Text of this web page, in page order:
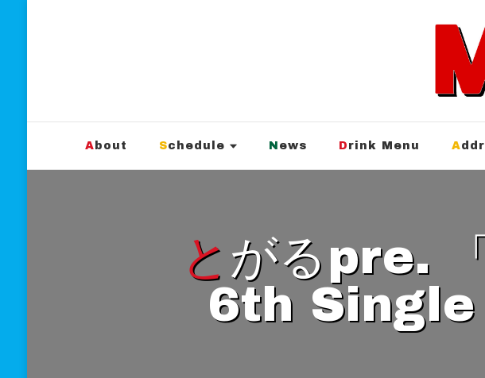
About Schedule News Drink Menu
とがるpre. 「GUITAR vol.9」
6th Single